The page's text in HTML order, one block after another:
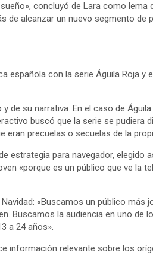
concluyó de Lara como lema
de alcanzar un nuevo segmento de
española con la serie Águila Roja y
de su narrativa. En el caso de Águila
buscó que la serie se pudiera
precuelas o secuelas de la
estrategia para navegador, elegido
«porque es un público que ve la
«Buscamos un público más
Buscamos la audiencia en uno de
a 24 años».
información relevante sobre los